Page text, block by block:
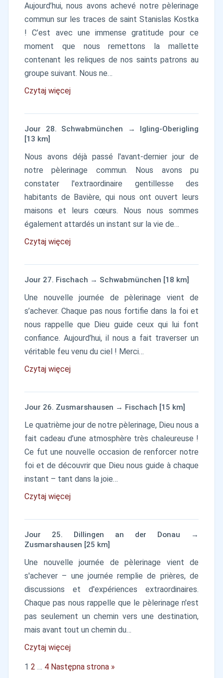
Aujourd’hui, nous avons achevé notre pèlerinage
commun sur les traces de saint Stanislas Kostka
! C’est avec une immense gratitude pour ce
moment que nous remettons la mallette
contenant les reliques de nos saints patrons au
groupe suivant. Nous ne…
Czytaj więcej
Jour 28. Schwabmünchen → Igling-Oberigling
[13 km]
Nous avons déjà passé l'avant-dernier jour de
notre pèlerinage commun. Nous avons pu
constater l'extraordinaire gentillesse des
habitants de Bavière, qui nous ont ouvert leurs
maisons et leurs cœurs. Nous nous sommes
également attardés un instant sur la vie de…
Czytaj więcej
Jour 27. Fischach → Schwabmünchen [18 km]
Une nouvelle journée de pèlerinage vient de
s’achever. Chaque pas nous fortifie dans la foi et
nous rappelle que Dieu guide ceux qui lui font
confiance. Aujourd’hui, il nous a fait traverser un
véritable feu venu du ciel ! Merci…
Czytaj więcej
Jour 26. Zusmarshausen → Fischach [15 km]
Le quatrième jour de notre pèlerinage, Dieu nous a
fait cadeau d’une atmosphère très chaleureuse !
Ce fut une nouvelle occasion de renforcer notre
foi et de découvrir que Dieu nous guide à chaque
instant – tant dans la joie…
Czytaj więcej
Jour 25. Dillingen an der Donau →
Zusmarshausen [25 km]
Une nouvelle journée de pèlerinage vient de
s'achever – une journée remplie de prières, de
discussions et d'expériences extraordinaires.
Chaque pas nous rappelle que le pèlerinage n'est
pas seulement un chemin vers une destination,
mais avant tout un chemin du…
Czytaj więcej
Posts
1 2 … 4 Następna strona »